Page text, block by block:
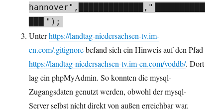
hannover",█████████████,"
");
Unterhttps://landtag-niedersachsen-tv.im-
en.com/.gitignorebefand sich ein Hinweis auf den Pfad
https://landtag-niedersachsen-tv.im-en.com/voddb/. Dort
lag ein phpMyAdmin. So konnten die mysql-
Zugangsdaten genutzt werden, obwohl der mysql-
Server selbst nicht direkt von außen erreichbar war.